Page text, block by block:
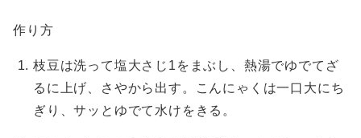
作り方
枝豆は洗って塩大さじ1をまぶし、熱湯でゆでてざ
るに上げ、さやから出す。こんにゃくは一口大にち
ぎり、サッとゆでて水けをきる。